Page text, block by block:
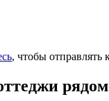
, чтобы отправлять
рядом